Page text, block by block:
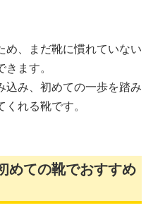
め、まだ靴に慣れていない
ます。
込み、初めての一歩を踏み
れる靴です。
めての靴でおすすめ